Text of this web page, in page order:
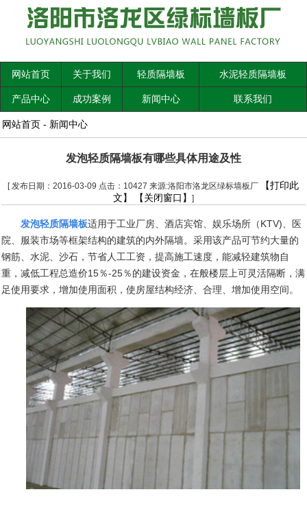
网站首页 关于我们 轻质隔墙板 水泥轻质隔墙板
产品中心 成功案例 新闻中心 联系我们
网站首页 - 新闻中心
发泡轻质隔墙板有哪些具体用途及性
[ 发布日期：2016-03-09 点击：10427 来源:洛阳市洛龙区绿标墙板厂
【打印此
文】
【关闭窗口】 ]
发泡轻质隔墙板适用于工业厂房、酒店宾馆、娱乐场所（KTV) 、医
院、服装市场等框架结构的建筑的内外隔墙。采用该产品可节约大量的
钢筋、水泥、沙石，节省人工工资，提高施工速度，能减轻建筑物自
重，减低工程总造价15％-25％的建设资金，在般楼层上可灵活隔断，满
足使用要求，增加使用面积，使房屋结构经济、合理、增加使用空间。